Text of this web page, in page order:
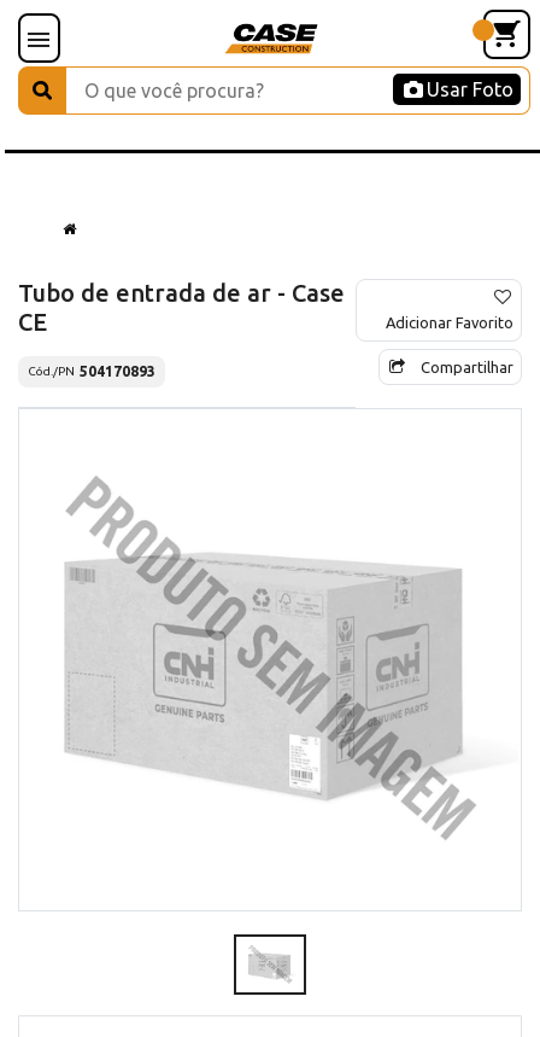
Usar Foto
Tubo de entrada de ar - Case
CE
Cód./PN 504170893
Adicionar Favorito
Compartilhar